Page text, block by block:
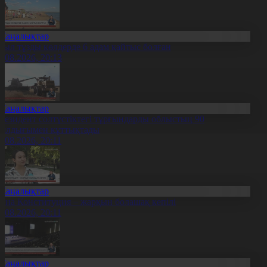
тұзды көлдерде 6 адам қайтыс болған
20:13
солтүстіктегі тұрғындарды облыстың 90
құттықтады
20:11
Конституция – жарқын болашақ кепілі
20:11